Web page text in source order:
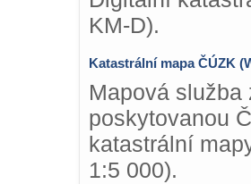
KM-D).
Katastrální mapa ČÚZK
Mapová
poskytovanou
katastrální
1:5 000).